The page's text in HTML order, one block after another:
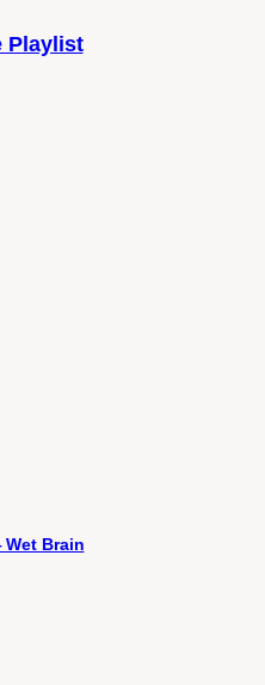
Playlist
Wet Brain